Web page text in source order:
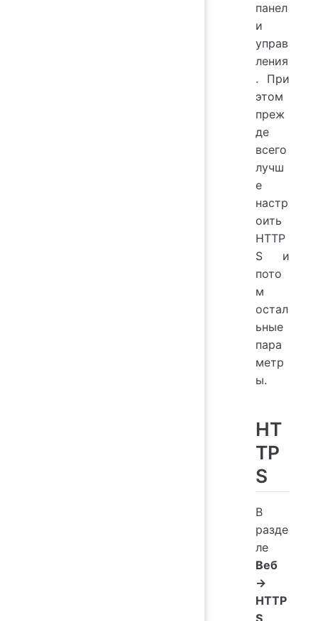
панел
и
управ
ления
. При
этом
преж
де
всего
лучш
е
настр
оить
HTTP
S и
пото
м
остал
ьные
пара
метр
ы.
HT
TP
S
В
разде
ле
Веб
→
HTTP
S